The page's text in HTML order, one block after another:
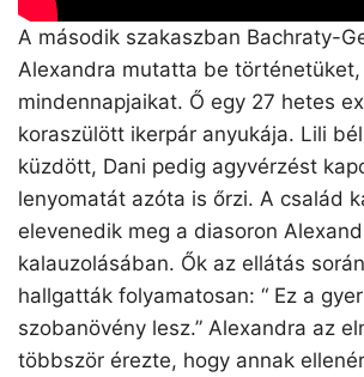
A második szakaszban Bachraty-
Alexandra mutatta be történetüket,
mindennapjaikat. Ő egy 27 hetes
koraszülött ikerpár anyukája. Lili
küzdött, Dani pedig agyvérzést
lenyomatát azóta is őrzi. A család
elevenedik meg a diasoron
kalauzolásában. Ők az ellátás
hallgatták folyamatosan: “ Ez a
szobanövény lesz.” Alexandra az
többször érezte, hogy annak